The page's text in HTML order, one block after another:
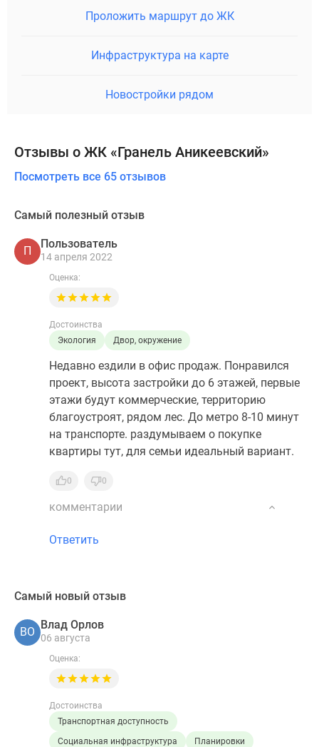
Проложить маршрут до ЖК
Инфраструктура на карте
Новостройки рядом
Отзывы о ЖК «Гранель Аникеевский»
Посмотреть все 65 отзывов
Самый полезный отзыв
П
Пользователь
14 апреля 2022
Оценка:
Достоинства
Экология
Двор, окружение
Недавно ездили в офис продаж. Понравился
проект, высота застройки до 6 этажей, первые
этажи будут коммерческие, территорию
благоустроят, рядом лес. До метро 8-10 минут
на транспорте. раздумываем о покупке
квартиры тут, для семьи идеальный вариант.
0 0
комментарии
Ответить
Самый новый отзыв
ВО
Влад Орлов
06 августа
Оценка:
Достоинства
Транспортная доступность
Социальная инфраструктура
Планировки